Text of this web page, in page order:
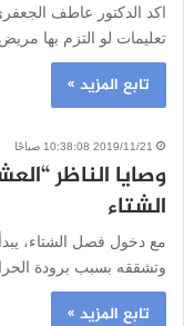
اكد الدكتور عاطف
تعليمات لو التزم بها
تابع المزيد »
2019/11/21 10:38:08 صباحًا
وصايا الناظر
الشتاء
مع دخول فصل الشتاء،
وتشققه بسبب برودة
تابع المزيد »